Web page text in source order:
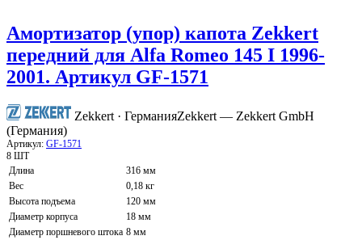
Амортизатор (упор) капота Zekkert
передний для Alfa Romeo 145 I 1996-
2001. Артикул GF-1571
Zekkert · ГерманияZekkert — Zekkert GmbH
(Германия)
Артикул: GF-1571
8 ШТ
Длина
316 мм
Вес
0,18 кг
Высота подъема
120 мм
Диаметр корпуса
18 мм
Диаметр поршневого штока 8 мм